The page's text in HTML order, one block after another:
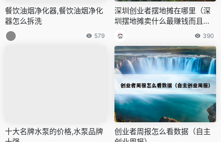
餐饮油烟净化器,餐饮油烟净化
器怎么拆洗
579
深圳创业者摆地摊在哪里（深
圳摆地摊卖什么最赚钱而且很
受欢迎）
390
十大名牌水泵的价格,水泵品牌
创业者周报怎么看数据（自主